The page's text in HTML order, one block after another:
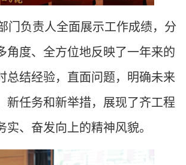
门负责人全面展示工作成绩，分
角度、全方位地反映了一年来的
总结经验，直面问题，明确未来
新任务和新举措，展现了齐工程
实、奋发向上的精神风貌。